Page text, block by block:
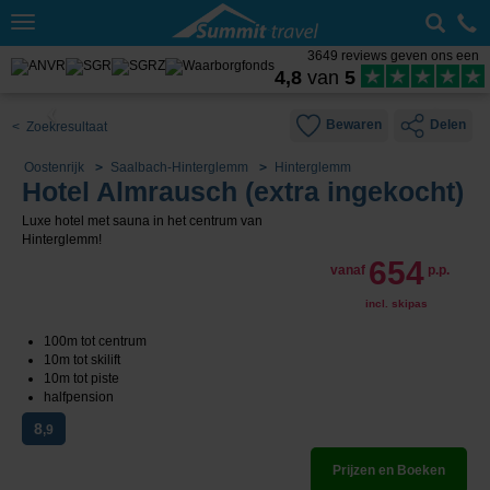
Toggle
3649 reviews geven ons een
4,8 van 5
< Zoekresultaat Bewaren Delen
Oostenrijk Saalbach-Hinterglemm Hinterglemm
Hotel Almrausch (extra ingekocht)
Luxe hotel met sauna in het centrum van
Hinterglemm!
vanaf 654 p.p.
incl. skipas
100m tot centrum
10m tot skilift
10m tot piste
halfpension
8,9
Prijzen en Boeken